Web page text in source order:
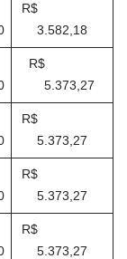
R$
3.582,18
R$
5.373,27
R$
5.373,27
R$
5.373,27
R$
5.373,27